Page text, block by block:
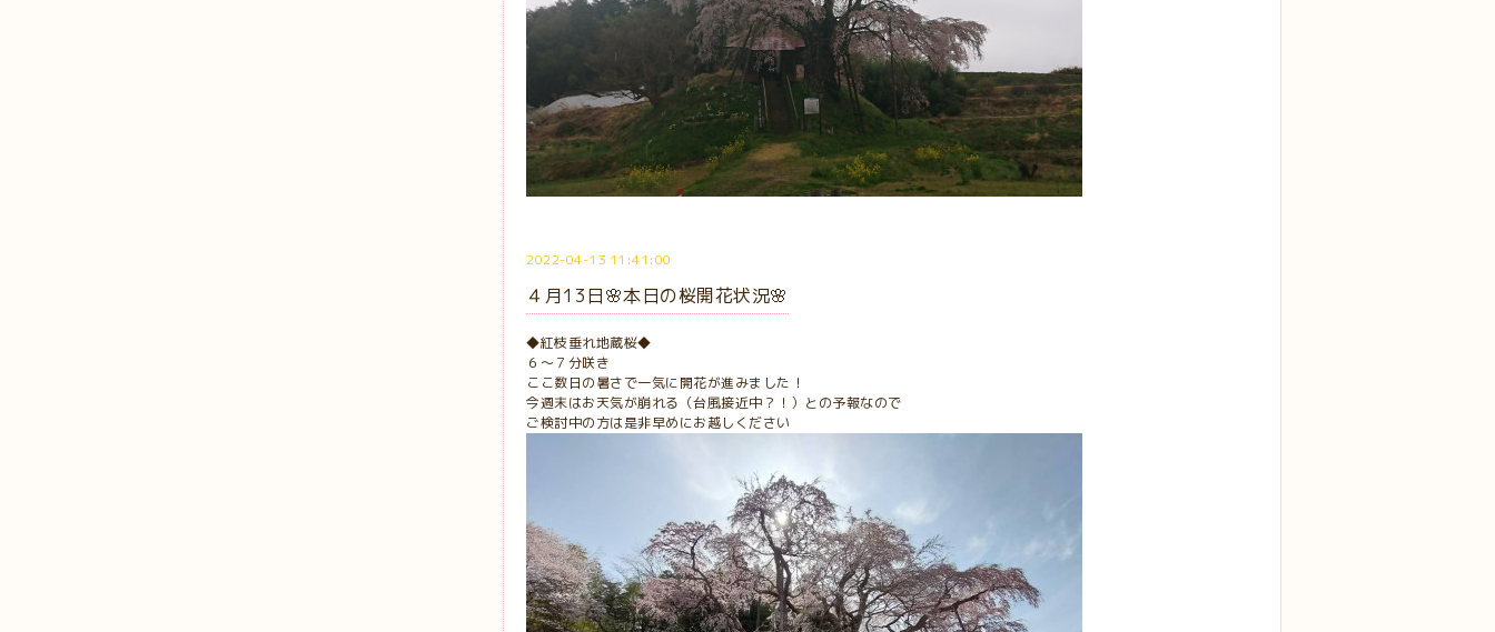
2022-04-13 11:41:00
４月13日🌸本日の桜開花状況🌸
◆紅枝垂れ地蔵桜◆
６～７分咲き
ここ数日の暑さで一気に開花が進みました！
今週末はお天気が崩れる（台風接近中？！）との予報なので
ご検討中の方は是非早めにお越しください